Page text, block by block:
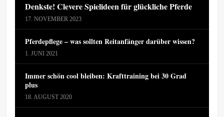
Denkste! Clevere Spielideen für glückliche Pferde
17. NOVEMBER 2023
Pferdepflege – was sollten Reitanfänger darüber wissen?
1. JUNI 2021
Immer schön cool bleiben: Krafttraining bei 30 Grad
plus
18. AUGUST 2020